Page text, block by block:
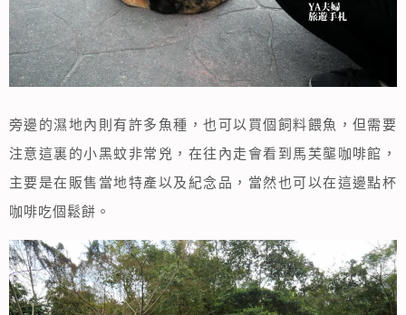
旁邊的濕地內則有許多魚種，也可以買個飼料餵魚，但需要
注意這裏的小黑蚊非常兇，在往內走會看到馬芙壟咖啡館，
主要是在販售當地特產以及紀念品，當然也可以在這邊點杯
咖啡吃個鬆餅。